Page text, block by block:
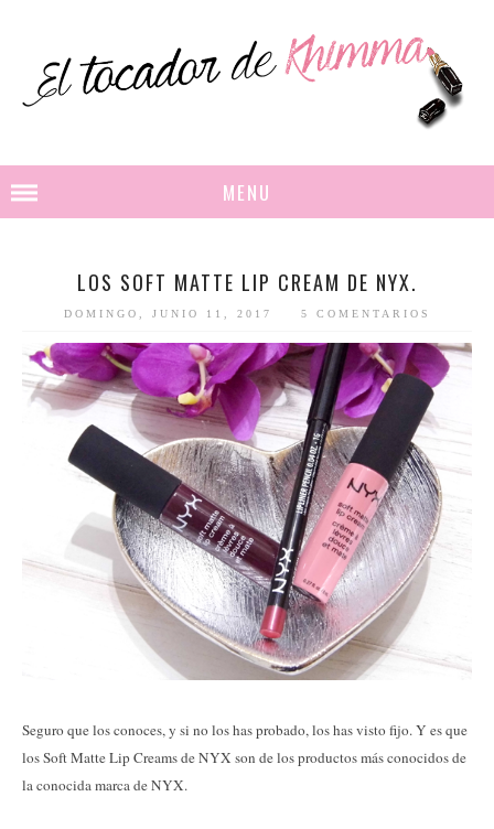
MENU
LOS SOFT MATTE LIP CREAM DE NYX.
DOMINGO, JUNIO 11, 2017 5 COMENTARIOS
Seguro que los conoces, y si no los has probado, los has visto fijo. Y es que
los Soft Matte Lip Creams de NYX son de los productos más conocidos de
la conocida marca de NYX.